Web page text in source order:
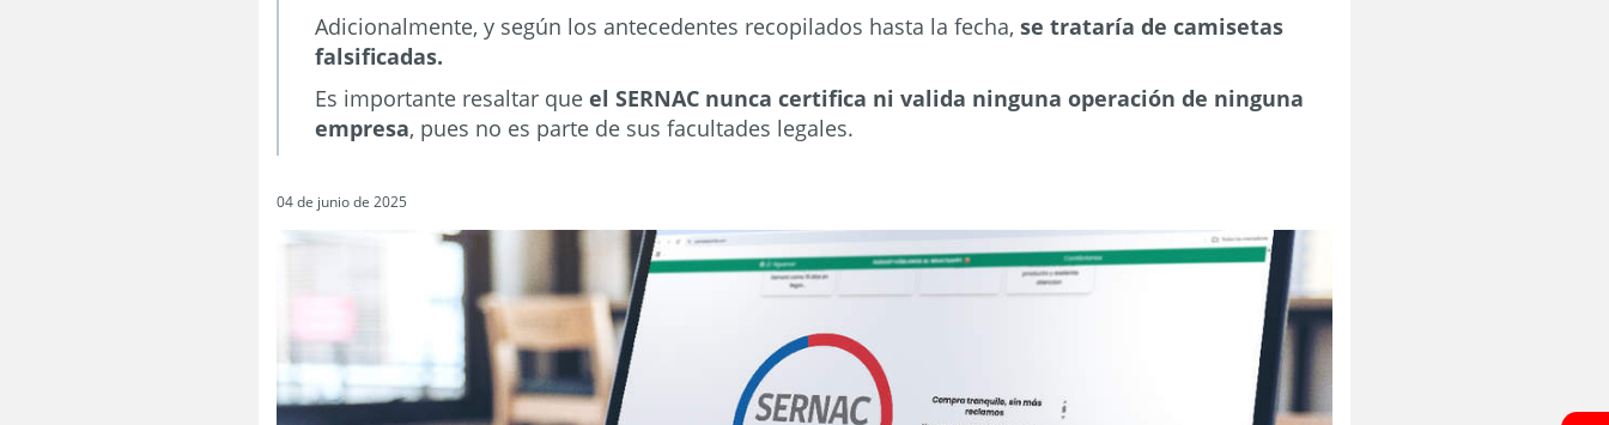
Adicionalmente, y según los antecedentes recopilados hasta la fecha,se trataría de camisetas
falsificadas.
Es importante resaltar queel SERNAC nunca certifica ni valida ninguna operación de ninguna
empresa, pues no es parte de sus facultades legales.
04 de junio de 2025